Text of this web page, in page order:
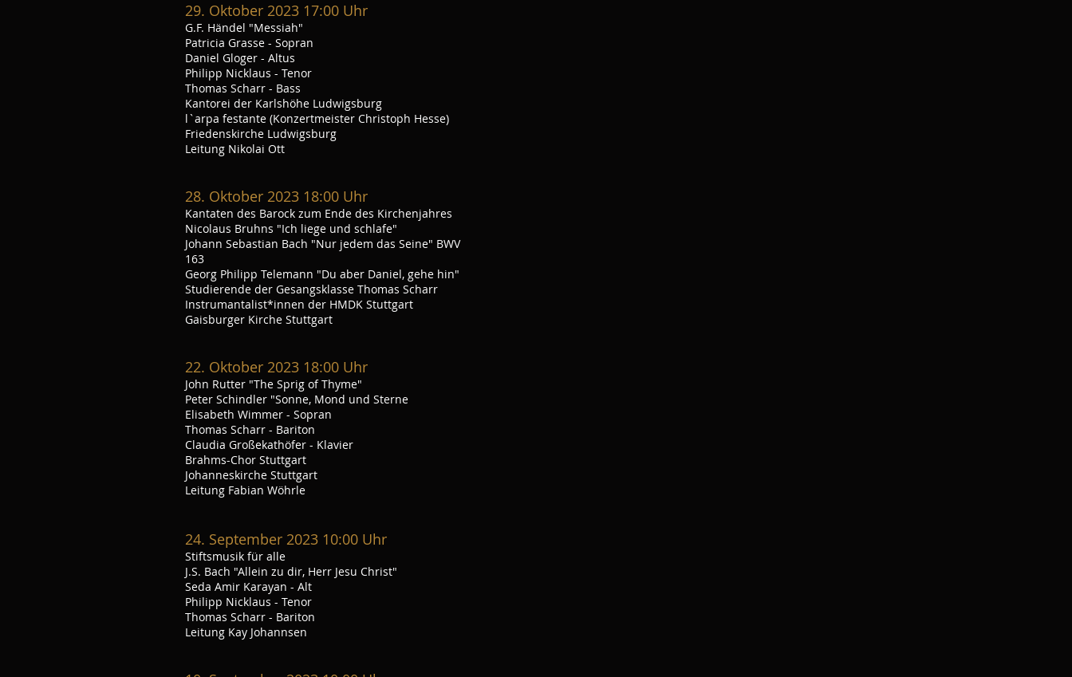
29. Oktober 2023 17:00 Uhr
G.F. Händel "Messiah"
Patricia Grasse - Sopran
Daniel Gloger - Altus
Philipp Nicklaus - Tenor
Thomas Scharr - Bass
Kantorei der Karlshöhe Ludwigsburg
l`arpa festante (Konzertmeister Christoph Hesse)
Friedenskirche Ludwigsburg
Leitung Nikolai Ott
28. Oktober 2023 18:00 Uhr
Kantaten des Barock zum Ende des Kirchenjahres
Nicolaus Bruhns "Ich liege und schlafe"
Johann Sebastian Bach "Nur jedem das Seine" BWV
163
Georg Philipp Telemann "Du aber Daniel, gehe hin"
Studierende der Gesangsklasse Thomas Scharr
Instrumantalist*innen der HMDK Stuttgart
Gaisburger Kirche Stuttgart
22. Oktober 2023 18:00 Uhr
John Rutter "The Sprig of Thyme"
Peter Schindler "Sonne, Mond und Sterne
Elisabeth Wimmer - Sopran
Thomas Scharr - Bariton
Claudia Großekathöfer - Klavier
Brahms-Chor Stuttgart
Johanneskirche Stuttgart
Leitung Fabian Wöhrle
24. September 2023 10:00 Uhr
Stiftsmusik für alle
J.S. Bach "Allein zu dir, Herr Jesu Christ"
Seda Amir Karayan - Alt
Philipp Nicklaus - Tenor
Thomas Scharr - Bariton
Leitung Kay Johannsen